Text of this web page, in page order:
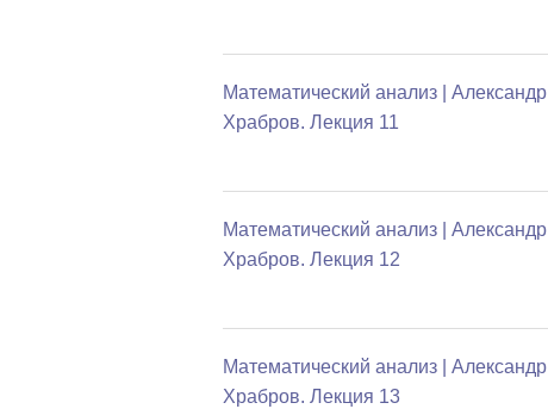
Математический анализ | Александр
Храбров. Лекция 11
Математический анализ | Александр
Храбров. Лекция 12
Математический анализ | Александр
Храбров. Лекция 13